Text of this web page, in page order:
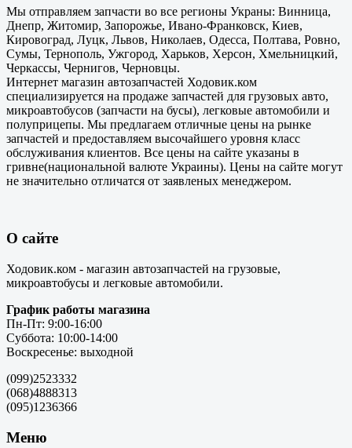
Мы отправляем запчасти во все регионы Украны: Винница,
Днепр, Житомир, Запорожье, Ивано-Франковск, Киев,
Кировоград, Луцк, Львов, Николаев, Одесса, Полтава, Ровно,
Сумы, Тернополь, Ужгород, Харьков, Херсон, Хмельницкий,
Черкассы, Чернигов, Черновцы.
Интернет магазин автозапчастей Ходовик.ком
специализируется на продаже запчастей для грузовых авто,
микроавтобусов (запчасти на бусы), легковые автомобили и
полуприцепы. Мы предлагаем отличные цены на рынке
запчастей и предоставляем высочайшего уровня класс
обслуживания клиентов. Все цены на сайте указаны в
гривне(национальной валюте Украины). Цены на сайте могут
не значительно отличатся от заявленых менеджером.
О сайте
Ходовик.ком - магазин автозапчастей на грузовые,
микроавтобусы и легковые автомобили.
График работы магазина
Пн-Пт: 9:00-16:00
Суббота: 10:00-14:00
Воскресенье: выходной
(099)2523332
(068)4888313
(095)1236366
Меню